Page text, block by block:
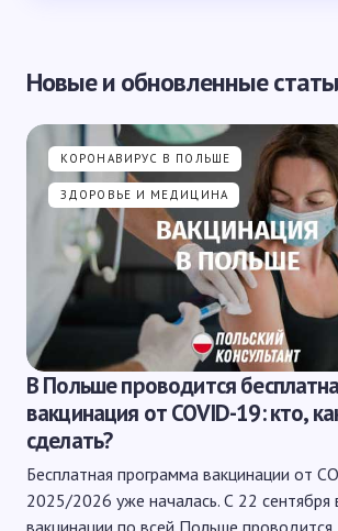
Новые и обновленные
КОРОНАВИРУС В ПОЛЬШЕ
ЗДОРОВЬЕ И МЕДИЦИНА
В Польше проводится
вакцинация от COVID-19: кто,
сделать?
Бесплатная программа вакцинации от
2025/2026 уже началась. С 22 сентября
вакцинации по всей Польше проводится…